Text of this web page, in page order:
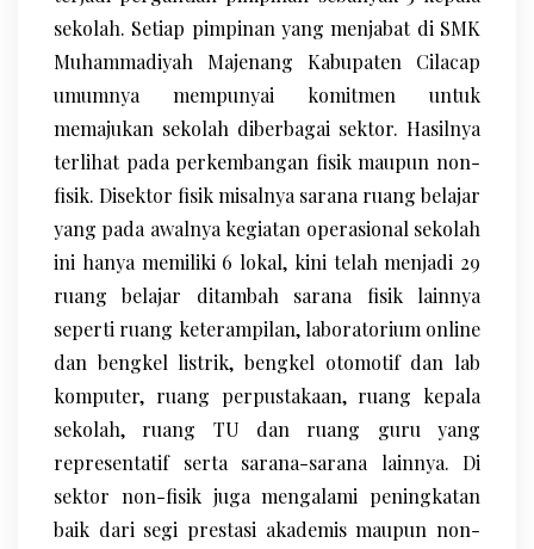
sekolah. Setiap pimpinan yang menjabat di SMK
Muhammadiyah Majenang Kabupaten Cilacap
umumnya mempunyai komitmen untuk
memajukan sekolah diberbagai sektor. Hasilnya
terlihat pada perkembangan fisik maupun non-
fisik. Disektor fisik misalnya sarana ruang belajar
yang pada awalnya kegiatan operasional sekolah
ini hanya memiliki 6 lokal, kini telah menjadi 29
ruang belajar ditambah sarana fisik lainnya
seperti ruang keterampilan, laboratorium online
dan bengkel listrik, bengkel otomotif dan lab
komputer, ruang perpustakaan, ruang kepala
sekolah, ruang TU dan ruang guru yang
representatif serta sarana-sarana lainnya. Di
sektor non-fisik juga mengalami peningkatan
baik dari segi prestasi akademis maupun non-